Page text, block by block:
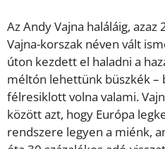
Az Andy Vajna haláláig,
Vajna-korszak néven vált
úton kezdett el haladni a
méltón lehettünk büszkék –
félresiklott volna valami.
között azt, hogy Európa
rendszere legyen a miénk,